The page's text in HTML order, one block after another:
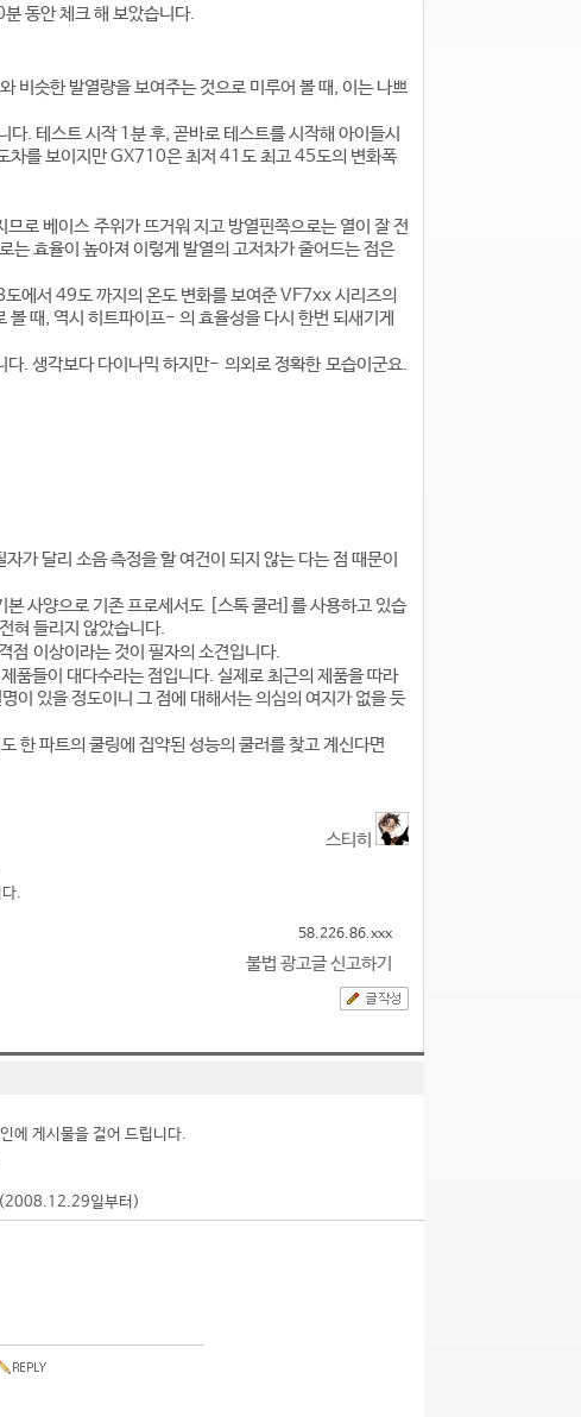
동안 체크 해 보았습니다.
슷한 발열량을 보여주는 것으로 미루어 볼 때, 이는 나쁘
. 테스트 시작 1분 후, 곧바로 테스트를 시작해 아이들시
차를 보이지만 GX710은 최저 41도 최고 45도의 변화폭
로 베이스 주위가 뜨거워 지고 방열핀쪽으로는 열이 잘 전
는 효율이 높아져 이렇게 발열의 고저차가 줄어드는 점은
에서 49도 까지의 온도 변화를 보여준 VF7xx 시리즈의
때, 역시 히트파이프- 의 효율성을 다시 한번 되새기게
. 생각보다 다이나믹 하지만- 의외로 정확한 모습이군요.
가 달리 소음 측정을 할 여건이 되지 않는 다는 점 때문이
사양으로 기존 프로세서도 [스톡 쿨러]를 사용하고 있습
혀 들리지 않았습니다.
점 이상이라는 것이 필자의 소견입니다.
품들이 대다수라는 점입니다. 실제로 최근의 제품을 따라
이 있을 정도이니 그 점에 대해서는 의심의 여지가 없을 듯
한 파트의 쿨링에 집약된 성능의 쿨러를 찾고 계신다면
스티히
.
58.226.86.xxx
불법 광고글 신고하기
에 게시물을 걸어 드립니다.
(2008.12.29일부터)